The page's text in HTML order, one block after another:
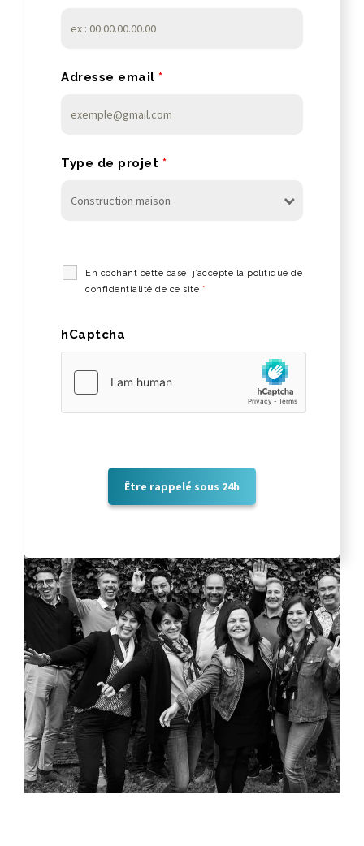
Adresse email *
Type de projet *
En cochant cette case, j’accepte la politique de
confidentialité de ce site *
hCaptcha